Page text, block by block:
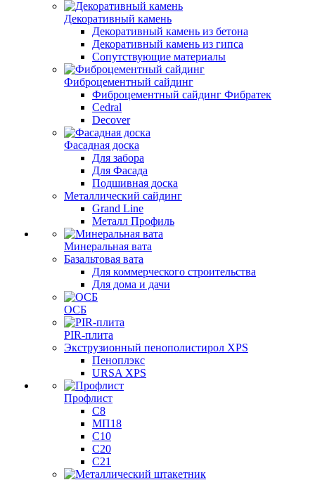
Декоративный камень
Декоративный камень из бетона
Декоративный камень из гипса
Сопутствующие материалы
Фиброцементный сайдинг
Фиброцементный сайдинг Фибратек
Cedral
Decover
Фасадная доска
Для забора
Для Фасада
Подшивная доска
Металлический сайдинг
Grand Line
Металл Профиль
Минеральная вата
Базальтовая вата
Для коммерческого строительства
Для дома и дачи
ОСБ
PIR-плита
Экструзионный пенополистирол XPS
Пеноплэкс
URSA XPS
Профлист
С8
МП18
С10
С20
С21